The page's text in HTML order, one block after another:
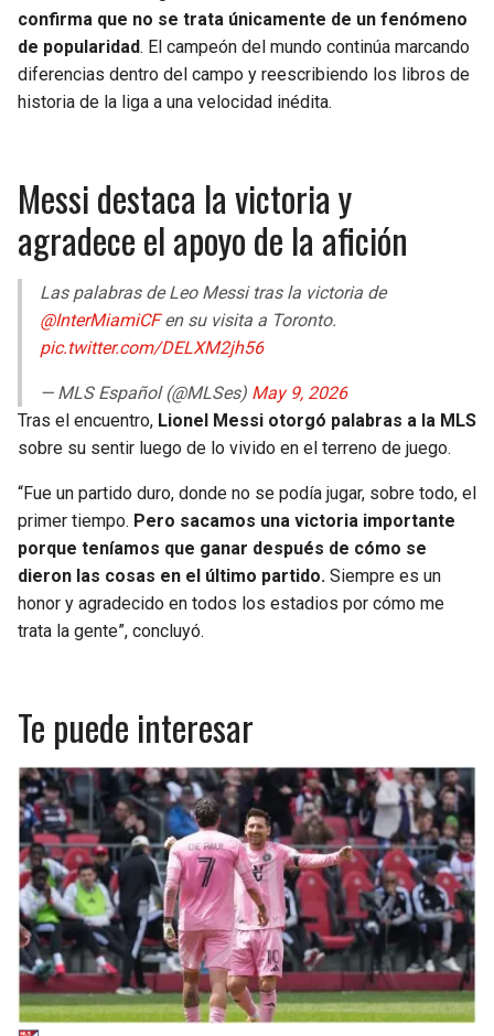
confirma que no se trata únicamente de un fenómeno
de popularidad. El campeón del mundo continúa marcando
diferencias dentro del campo y reescribiendo los libros de
historia de la liga a una velocidad inédita.
Messi destaca la victoria y
agradece el apoyo de la afición
Las palabras de Leo Messi tras la victoria de
@InterMiamiCFen su visita a Toronto.
pic.twitter.com/DELXM2jh56
— MLS Español (@MLSes) May 9, 2026
Tras el encuentro, Lionel Messi otorgó palabras a la MLS
sobre su sentir luego de lo vivido en el terreno de juego.
“Fue un partido duro, donde no se podía jugar, sobre todo, el
primer tiempo. Pero sacamos una victoria importante
porque teníamos que ganar después de cómo se
dieron las cosas en el último partido. Siempre es un
honor y agradecido en todos los estadios por cómo me
trata la gente”, concluyó.
Te puede interesar